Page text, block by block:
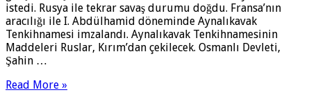
istedi. Rusya ile tekrar savaş durumu doğdu. Fransa’nın
aracılığı ile I. Abdülhamid döneminde Aynalıkavak
Tenkihnamesi imzalandı. Aynalıkavak Tenkihnamesinin
Maddeleri Ruslar, Kırım’dan çekilecek. Osmanlı Devleti,
Şahin …
Read More »